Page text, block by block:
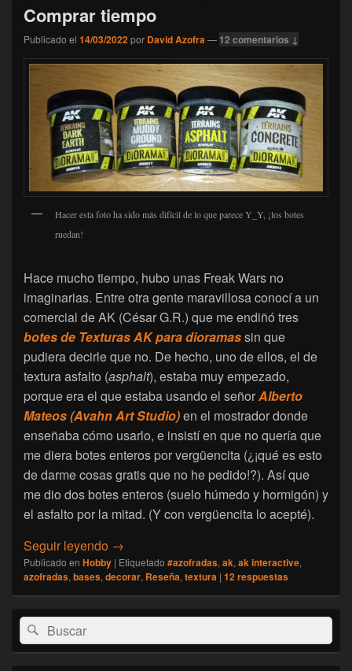
Comprar tiempo
Publicado el 14/03/2022por David Azofra— 12 comentarios ↓
Hacer esta foto ha sido más difícil de lo que parece Y_Y, ¡los botes
ruedan!
Hace mucho tiempo, hubo unas Freak Wars no
imaginarias. Entre otra gente maravillosa conocí a un
comercial de AK (César G.R.) que me endiñó tres
botes de Texturas AK para dioramassin que
pudiera decirle que no. De hecho, uno de ellos, el de
textura asfalto (asphalt), estaba muy empezado,
porque era el que estaba usando el señorAlberto
Mateos (Avahn Art Studio)en el mostrador donde
enseñaba cómo usarlo, e insistí en que no quería que
me diera botes enteros por vergüencita (¿¡qué es esto
de darme cosas gratis que no he pedido!?). Así que
me dio dos botes enteros (suelo húmedo y hormigón) y
el asfalto por la mitad. (Y con vergüencita lo acepté).
Seguir leyendo [Afición] Texturas AK para bases –
→
Publicado en Hobby | Etiquetado #azofradas, ak, ak interactive,
azofradas, bases, decorar, Reseña, textura | 12respuestas
área
de
widget
Buscar
por:
Buscar